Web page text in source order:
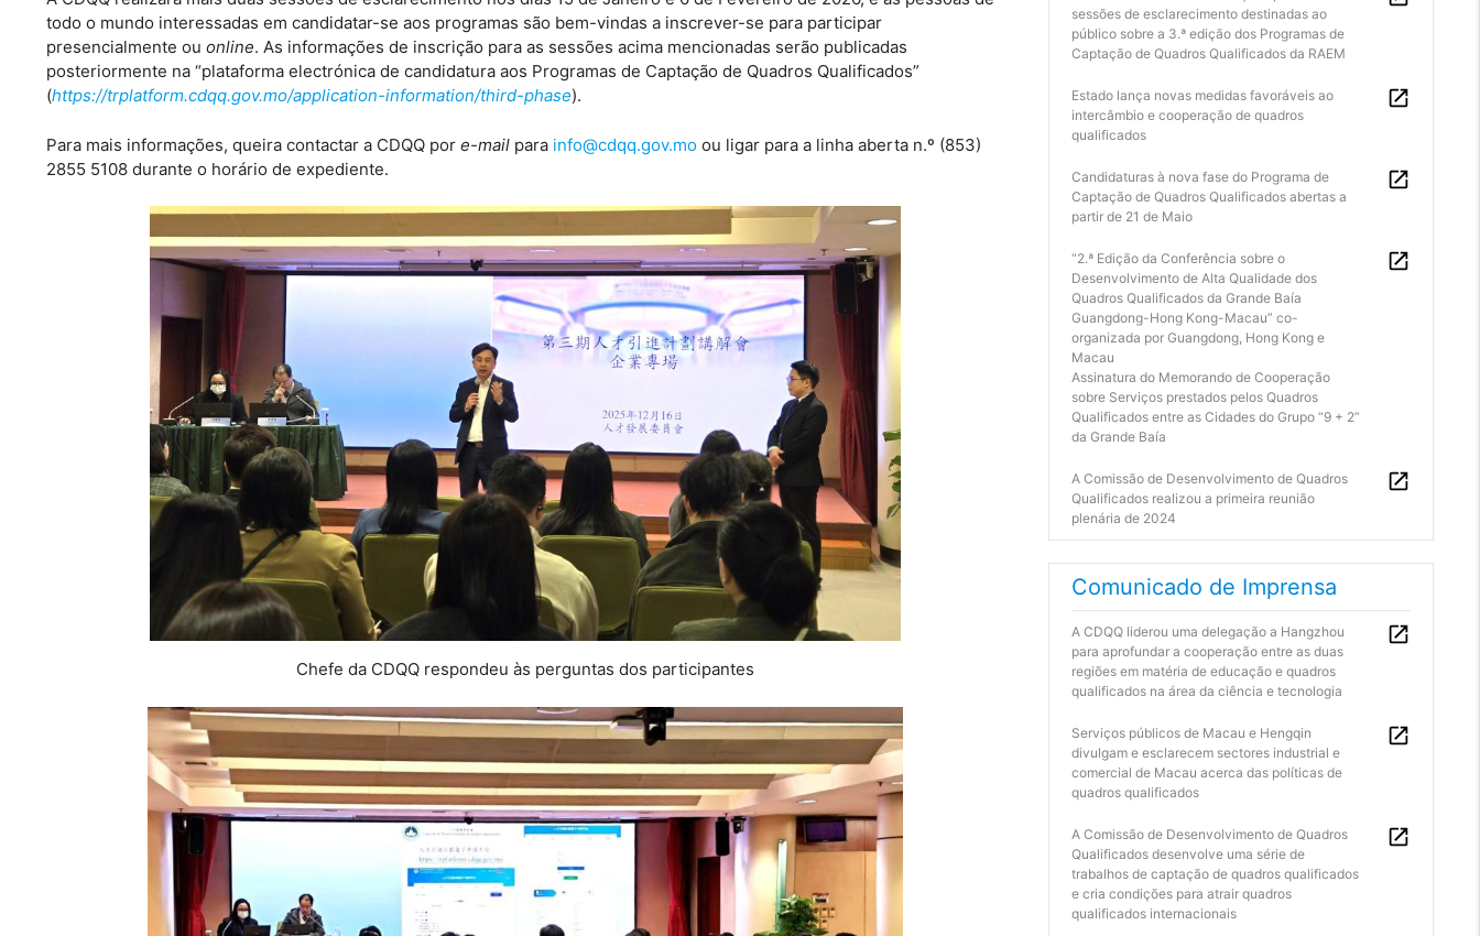
todo o mundo interessadas em candidatar-se aos programas são bem-vindas a inscrever-se para participar
presencialmente ou online. As informações de inscrição para as sessões acima mencionadas serão publicadas
posteriormente na “plataforma electrónica de candidatura aos Programas de Captação de Quadros Qualificados”
(https://trplatform.cdqq.gov.mo/application-information/third-phase).
Para mais informações, queira contactar a CDQQ por e-mail para info@cdqq.gov.mo ou ligar para a linha aberta n.º (853)
2855 5108 durante o horário de expediente.
Chefe da CDQQ respondeu às perguntas dos participantes
sessões de esclarecimento destinadas ao
público sobre a 3.ª edição dos Programas de
Captação de Quadros Qualificados da RAEM
Estado lança novas medidas favoráveis ao
intercâmbio e cooperação de quadros
qualificados
Candidaturas à nova fase do Programa de
Captação de Quadros Qualificados abertas a
partir de 21 de Maio
“2.ª Edição da Conferência sobre o
Desenvolvimento de Alta Qualidade dos
Quadros Qualificados da Grande Baía
Guangdong-Hong Kong-Macau” co-
organizada por Guangdong, Hong Kong e
Macau
Assinatura do Memorando de Cooperação
sobre Serviços prestados pelos Quadros
Qualificados entre as Cidades do Grupo “9 + 2”
da Grande Baía
A Comissão de Desenvolvimento de Quadros
Qualificados realizou a primeira reunião
plenária de 2024
Comunicado de Imprensa
A CDQQ liderou uma delegação a Hangzhou
para aprofundar a cooperação entre as duas
regiões em matéria de educação e quadros
qualificados na área da ciência e tecnologia
Serviços públicos de Macau e Hengqin
divulgam e esclarecem sectores industrial e
comercial de Macau acerca das políticas de
quadros qualificados
A Comissão de Desenvolvimento de Quadros
Qualificados desenvolve uma série de
trabalhos de captação de quadros qualificados
e cria condições para atrair quadros
qualificados internacionais